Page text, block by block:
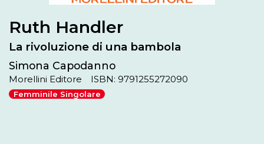
Ruth Handler
La rivoluzione di una bambola
Simona Capodanno
Morellini Editore ISBN: 9791255272090
Femminile Singolare